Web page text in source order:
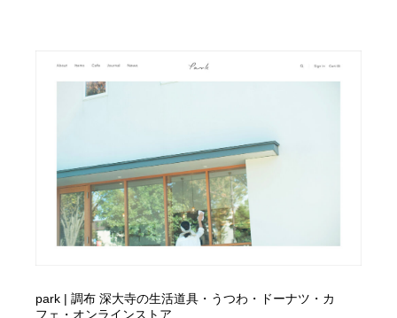
park | 調布 深大寺の生活道具・うつわ・ドーナツ・カ
フェ・オンラインストア